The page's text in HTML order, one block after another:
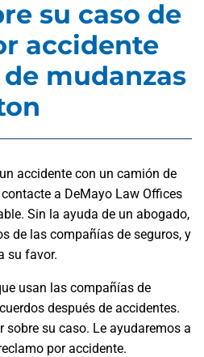
su caso de
accidente
mudanzas
accidente con un camión de
a DeMayo Law Offices
Sin la ayuda de un abogado,
de las compañías de seguros, y
su favor.
usan las compañías de
después de accidentes.
sobre su caso. Le ayudaremos a
por accidente.